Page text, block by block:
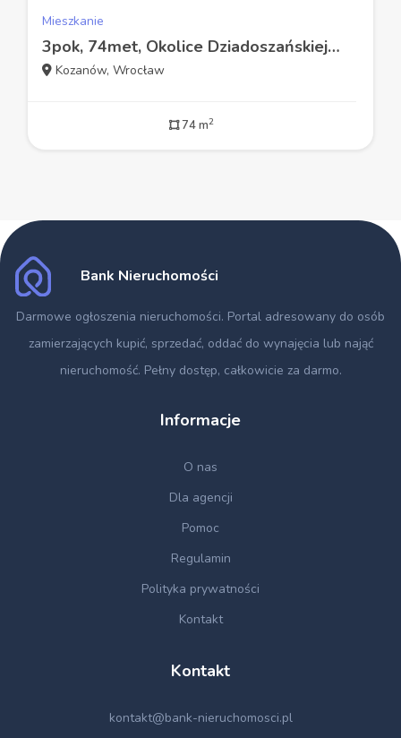
Mieszkanie
3pok, 74met, Okolice Dziadoszańskiej BALKON/PIWNICA (Wrocław)
Kozanów, Wrocław
74 m2
Bank Nieruchomości
Darmowe ogłoszenia nieruchomości. Portal adresowany do osób
zamierzających kupić, sprzedać, oddać do wynajęcia lub nająć
nieruchomość. Pełny dostęp, całkowicie za darmo.
Informacje
O nas
Dla agencji
Pomoc
Regulamin
Polityka prywatności
Kontakt
Kontakt
kontakt@bank-nieruchomosci.pl